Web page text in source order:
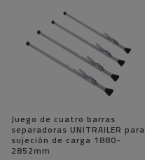
Juego de cuatro barras
separadoras UNITRAILER para
sujeción de carga 1880-
2852mm